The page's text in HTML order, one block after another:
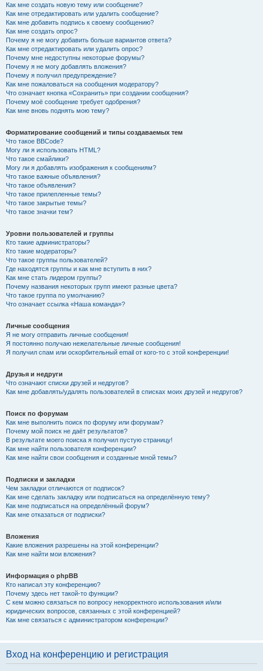
Как мне создать новую тему или сообщение?
Как мне отредактировать или удалить сообщение?
Как мне добавить подпись к своему сообщению?
Как мне создать опрос?
Почему я не могу добавить больше вариантов ответа?
Как мне отредактировать или удалить опрос?
Почему мне недоступны некоторые форумы?
Почему я не могу добавлять вложения?
Почему я получил предупреждение?
Как мне пожаловаться на сообщения модератору?
Что означает кнопка «Сохранить» при создании сообщения?
Почему моё сообщение требует одобрения?
Как мне вновь поднять мою тему?
Форматирование сообщений и типы создаваемых тем
Что такое BBCode?
Могу ли я использовать HTML?
Что такое смайлики?
Могу ли я добавлять изображения к сообщениям?
Что такое важные объявления?
Что такое объявления?
Что такое прилепленные темы?
Что такое закрытые темы?
Что такое значки тем?
Уровни пользователей и группы
Кто такие администраторы?
Кто такие модераторы?
Что такое группы пользователей?
Где находятся группы и как мне вступить в них?
Как мне стать лидером группы?
Почему названия некоторых групп имеют разные цвета?
Что такое группа по умолчанию?
Что означает ссылка «Наша команда»?
Личные сообщения
Я не могу отправить личные сообщения!
Я постоянно получаю нежелательные личные сообщения!
Я получил спам или оскорбительный email от кого-то с этой конференции!
Друзья и недруги
Что означают списки друзей и недругов?
Как мне добавлять/удалять пользователей в списках моих друзей и недругов?
Поиск по форумам
Как мне выполнить поиск по форуму или форумам?
Почему мой поиск не даёт результатов?
В результате моего поиска я получил пустую страницу!
Как мне найти пользователя конференции?
Как мне найти свои сообщения и созданные мной темы?
Подписки и закладки
Чем закладки отличаются от подписок?
Как мне сделать закладку или подписаться на определённую тему?
Как мне подписаться на определённый форум?
Как мне отказаться от подписки?
Вложения
Какие вложения разрешены на этой конференции?
Как мне найти мои вложения?
Информация о phpBB
Кто написал эту конференцию?
Почему здесь нет такой-то функции?
С кем можно связаться по вопросу некорректного использования и/или
юридических вопросов, связанных с этой конференцией?
Как мне связаться с администратором конференции?
Вход на конференцию и регистрация